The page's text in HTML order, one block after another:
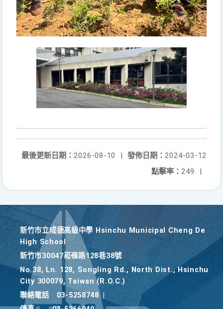
發佈日期： 2024-03-12
最後更新日期： 2026-08-10
點擊率： 249
新竹巿立成德高級中學 Hsinchu Municipal Cheng De
High School
新竹巿30047崧嶺路128巷38號
No.38, Ln. 128, Songling Rd., North Dist., Hsinchu
City 300079, Taiwan (R.O.C.)
聯絡電話
03-5258748